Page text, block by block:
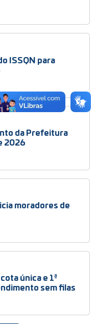
ISSQN para
da Prefeitura
2026
moradores de
única e 1ª
sem filas